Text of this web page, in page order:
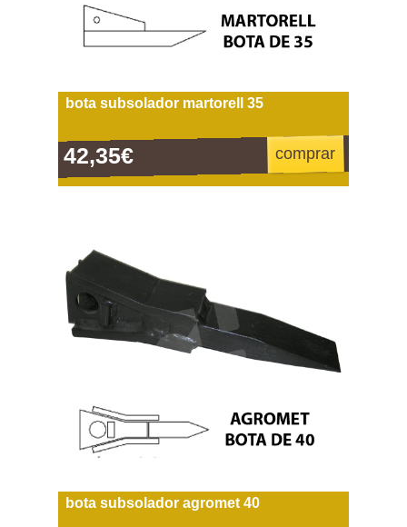
bota subsolador martorell 35
42,35€ comprar
bota subsolador agromet 40